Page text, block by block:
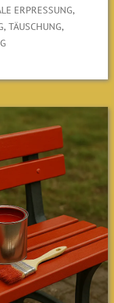
ERPRESSUNG,
,TÄUSCHUNG,